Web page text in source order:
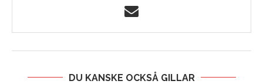
DU KANSKE OCKSÅ GILLAR